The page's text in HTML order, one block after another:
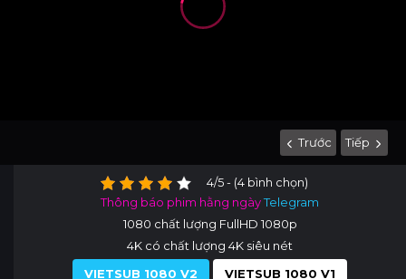
Trước Tiếp
4/5 - (4 bình chọn)
Thông báo phim hằng ngàyTelegram
1080 chất lượng FullHD 1080p
4K có chất lượng 4K siêu nét
VIETSUB 1080 V2
VIETSUB 1080 V1